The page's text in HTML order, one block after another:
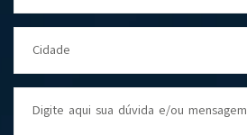
Cidade
Digite aqui sua dúvida e/ou mensagem